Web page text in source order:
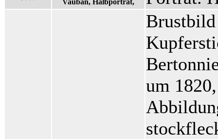
Vauban, Halbporträt,
um